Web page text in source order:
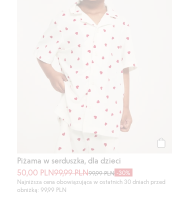
Piżama w serduszka, dla dzieci
50,00 PLN99,99 PLN99,99 PLN -30%
Najniższa cena obowiązująca w ostatnich 30 dniach przed
obniżką: 99,99 PLN